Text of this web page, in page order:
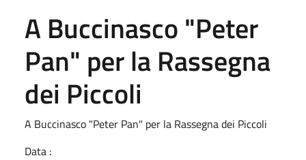
A Buccinasco "Peter
Pan" per la Rassegna
dei Piccoli
A Buccinasco "Peter Pan" per la Rassegna dei Piccoli
Data :